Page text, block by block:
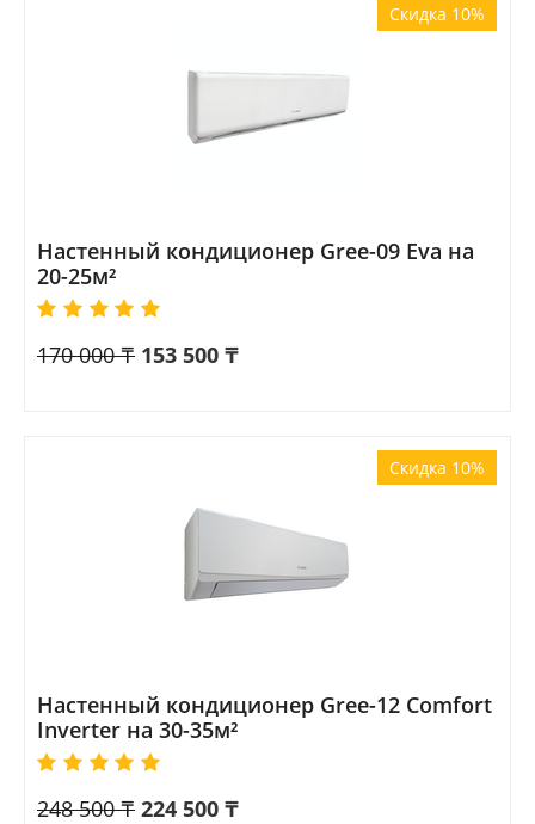
Скидка 10%
Настенный кондиционер Gree-09 Eva на
20-25м²
170 000 ₸ 153 500 ₸
Скидка 10%
Настенный кондиционер Gree-12 Comfort
Inverter на 30-35м²
248 500 ₸ 224 500 ₸